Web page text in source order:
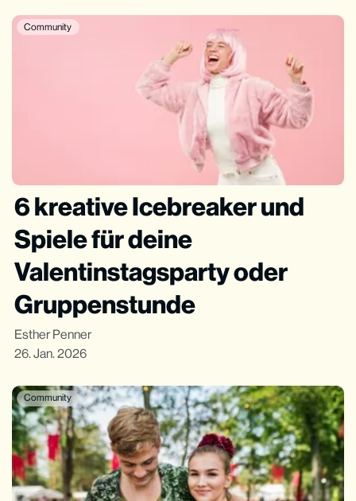
Community
6 kreative Icebreaker und
Spiele für deine
Valentinstagsparty oder
Gruppenstunde
Esther Penner
26. Jan. 2026
Community